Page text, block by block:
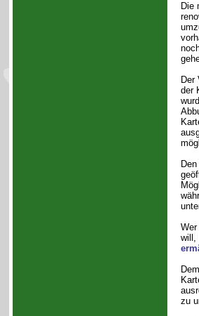
Die
Der
der
will,
zu